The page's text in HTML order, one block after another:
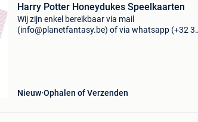
Harry Potter Honeydukes Speelkaarten
Wij zijn enkel bereikbaar via mail
(info@planetfantasy.be) of via whatsapp (+32 3
Nieuw Ophalen of Verzenden